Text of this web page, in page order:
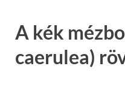
A kék
caerulea)